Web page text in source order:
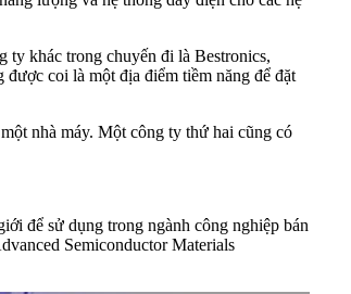
ty khác trong chuyến đi là Bestronics,
coi là một địa điểm tiềm năng để đặt
nhà máy. Một công ty thứ hai cũng có
để sử dụng trong ngành công nghiệp bán
Semiconductor Materials